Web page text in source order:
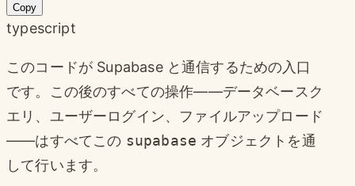
Copy
typescript
このコードが Supabase と通信するための入口
です。この後のすべての操作——データベースク
エリ、ユーザーログイン、ファイルアップロード
——はすべてこの supabase オブジェクトを通
して行います。